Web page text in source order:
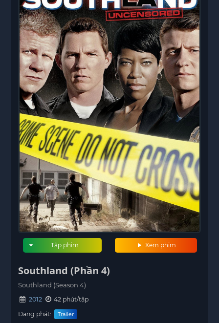
Xem phim
Tập phim
Southland (Phần 4)
Southland (Season 4)
2012
42 phút/tập
Đang phát:
Trailer